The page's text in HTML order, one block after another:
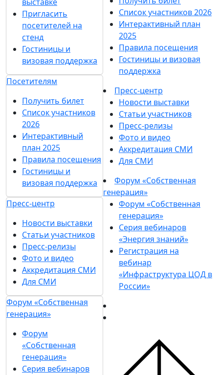
Пригласить
посетителей на
стенд
Гостиницы и
визовая поддержка
Посетителям
Получить билет
Список участников
2026
Интерактивный
план 2025
Правила посещения
Гостиницы и
визовая поддержка
Пресс-центр
Новости выставки
Статьи участников
Пресс-релизы
Фото и видео
Аккредитация СМИ
Для СМИ
Форум «Собственная
генерация»
Форум
«Собственная
генерация»
Серия вебинаров
Список участников 2026
Интерактивный план
2025
Правила посещения
Гостиницы и визовая
поддержка
Пресс-центр
Новости выставки
Статьи участников
Пресс-релизы
Фото и видео
Аккредитация СМИ
Для СМИ
Форум «Собственная
генерация»
Форум «Собственная
генерация»
Серия вебинаров
«Энергия знаний»
Регистрация на
вебинар
«Инфраструктура ЦОД в
России»